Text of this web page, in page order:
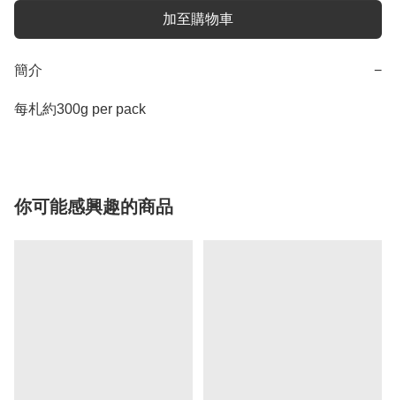
加至購物車
簡介 −
每札約300g per pack
你可能感興趣的商品